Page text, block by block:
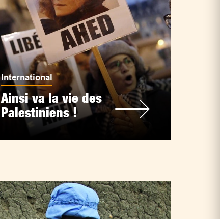
International
Ainsi va la vie des
Palestiniens !